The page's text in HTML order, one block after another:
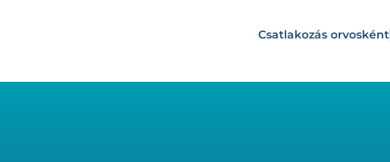
Csatlakozás orvosként